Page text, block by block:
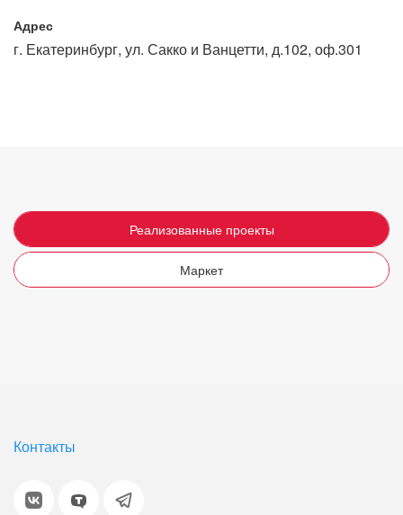
Адрес
г. Екатеринбург, ул. Сакко и Ванцетти, д.102, оф.301
Реализованные проекты
Маркет
Контакты